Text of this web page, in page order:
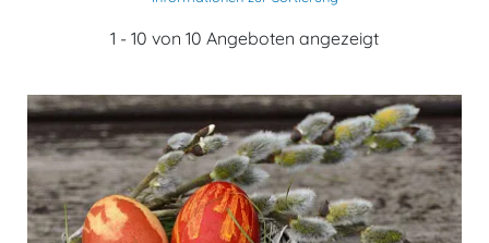
1 - 10 von 10 Angeboten angezeigt